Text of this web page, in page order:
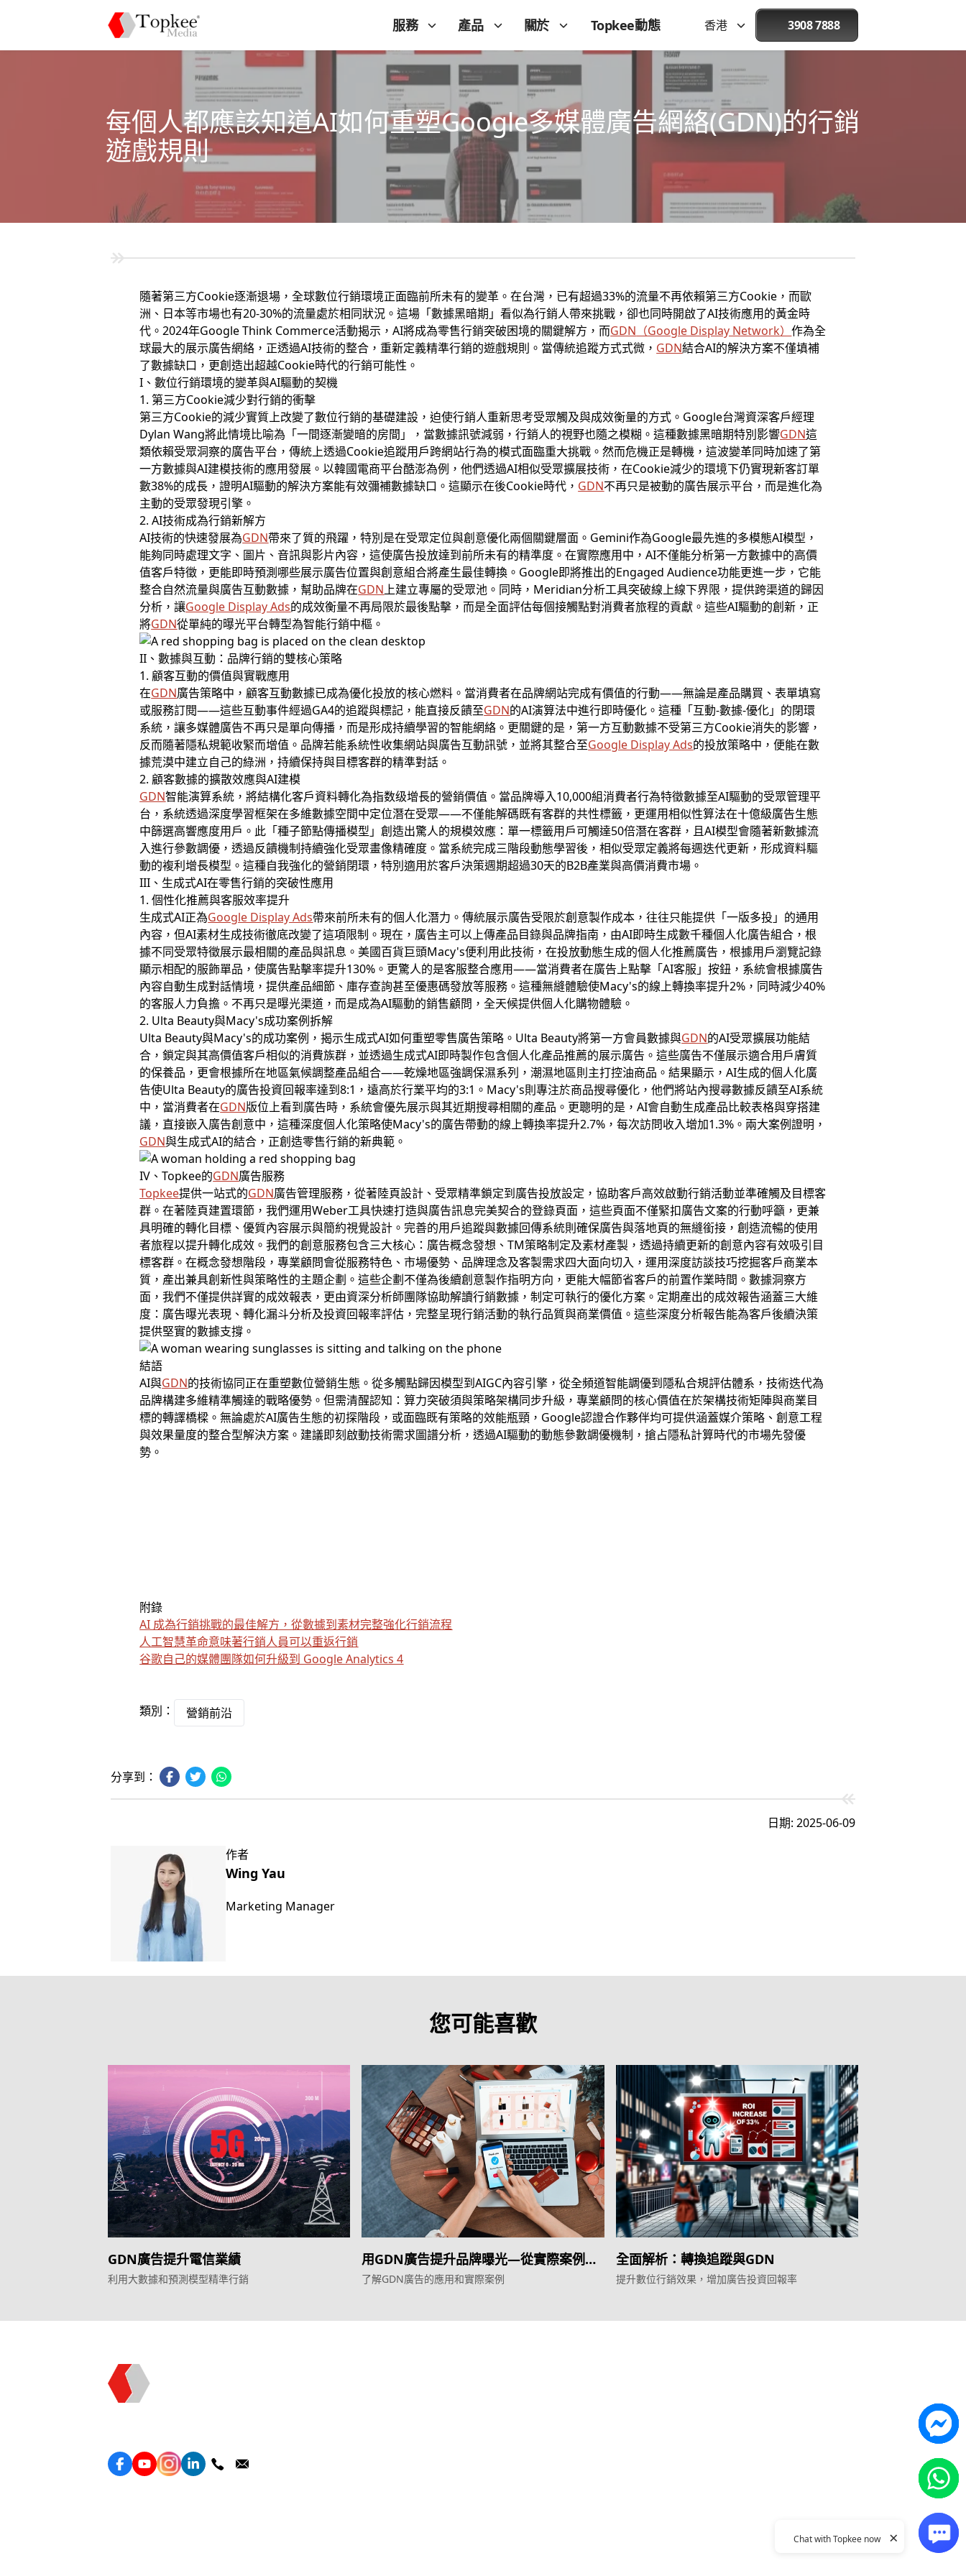
服務 產品 關於 Topkee動態 香港 3908 7888
每個人都應該知道AI如何重塑Google多媒體廣告網絡(GDN)的行銷
遊戲規則
隨著第三方Cookie逐漸退場，全球數位行銷環境正面臨前所未有的變革。在台灣，已有超過33%的流量不再依賴第三方Cookie，而歐
洲、日本等市場也有20-30%的流量處於相同狀況。這場「數據黑暗期」看似為行銷人帶來挑戰，卻也同時開啟了AI技術應用的黃金時
代。2024年Google Think Commerce活動揭示，AI將成為零售行銷突破困境的關鍵解方，而GDN （Google Display Network）作為全
球最大的展示廣告網絡，正透過AI技術的整合，重新定義精準行銷的遊戲規則。當傳統追蹤方式式微， GDN結合AI的解決方案不僅填補
了數據缺口，更創造出超越Cookie時代的行銷可能性。
I、數位行銷環境的變革與AI驅動的契機
1. 第三方Cookie減少對行銷的衝擊
第三方Cookie的減少實質上改變了數位行銷的基礎建設，迫使行銷人重新思考受眾觸及與成效衡量的方式。Google台灣資深客戶經理
Dylan Wang將此情境比喻為「一間逐漸變暗的房間」，當數據訊號減弱，行銷人的視野也隨之模糊。這種數據黑暗期特別影響GDN這
類依賴受眾洞察的廣告平台，傳統上透過Cookie追蹤用戶跨網站行為的模式面臨重大挑戰。然而危機正是轉機，這波變革同時加速了第
一方數據與AI建模技術的應用發展。以韓國電商平台酷澎為例，他們透過AI相似受眾擴展技術，在Cookie減少的環境下仍實現新客訂單
數38%的成長，證明AI驅動的解決方案能有效彌補數據缺口。這顯示在後Cookie時代， GDN不再只是被動的廣告展示平台，而是進化為
主動的受眾發現引擎。
2. AI技術成為行銷新解方
AI技術的快速發展為GDN帶來了質的飛躍，特別是在受眾定位與創意優化兩個關鍵層面。Gemini作為Google最先進的多模態AI模型，
能夠同時處理文字、圖片、音訊與影片內容，這使廣告投放達到前所未有的精準度。在實際應用中，AI不僅能分析第一方數據中的高價
值客戶特徵，更能即時預測哪些展示廣告位置與創意組合將產生最佳轉換。Google即將推出的Engaged Audience功能更進一步，它能
整合自然流量與廣告互動數據，幫助品牌在GDN上建立專屬的受眾池。同時，Meridian分析工具突破線上線下界限，提供跨渠道的歸因
分析，讓Google Display Ads的成效衡量不再局限於最後點擊，而是全面評估每個接觸點對消費者旅程的貢獻。這些AI驅動的創新，正
將GDN從單純的曝光平台轉型為智能行銷中樞。
II、數據與互動：品牌行銷的雙核心策略
1. 顧客互動的價值與實戰應用
在GDN廣告策略中，顧客互動數據已成為優化投放的核心燃料。當消費者在品牌網站完成有價值的行動——無論是產品購買、表單填寫
或服務訂閱——這些互動事件經過GA4的追蹤與標記，能直接反饋至GDN的AI演算法中進行即時優化。這種「互動-數據-優化」的閉環
系統，讓多媒體廣告不再只是單向傳播，而是形成持續學習的智能網絡。更關鍵的是，第一方互動數據不受第三方Cookie消失的影響，
反而隨著隱私規範收緊而增值。品牌若能系統性收集網站與廣告互動訊號，並將其整合至Google Display Ads的投放策略中，便能在數
據荒漠中建立自己的綠洲，持續保持與目標客群的精準對話。
2. 顧客數據的擴散效應與AI建模
GDN智能演算系統，將結構化客戶資料轉化為指数级增長的營銷價值。當品牌導入10,000組消費者行為特徵數據至AI驅動的受眾管理平
台，系統透過深度學習框架在多維數據空間中定位潛在受眾——不僅能解碼既有客群的共性標籤，更運用相似性算法在十億級廣告生態
中篩選高響應度用戶。此「種子節點傳播模型」創造出驚人的規模效應：單一標籤用戶可觸達50倍潛在客群，且AI模型會隨著新數據流
入進行參數調優，透過反饋機制持續強化受眾畫像精確度。當系統完成三階段動態學習後，相似受眾定義將每週迭代更新，形成資料驅
動的複利增長模型。這種自我強化的營銷閉環，特別適用於客戶決策週期超過30天的B2B產業與高價消費市場。
III、生成式AI在零售行銷的突破性應用
1. 個性化推薦與客服效率提升
生成式AI正為Google Display Ads帶來前所未有的個人化潛力。傳統展示廣告受限於創意製作成本，往往只能提供「一版多投」的通用
內容，但AI素材生成技術徹底改變了這項限制。現在，廣告主可以上傳產品目錄與品牌指南，由AI即時生成數千種個人化廣告組合，根
據不同受眾特徵展示最相關的產品與訊息。美國百貨巨頭Macy's便利用此技術，在投放動態生成的個人化推薦廣告，根據用戶瀏覽記錄
顯示相配的服飾單品，使廣告點擊率提升130%。更驚人的是客服整合應用——當消費者在廣告上點擊「AI客服」按鈕，系統會根據廣告
內容自動生成對話情境，提供產品細節、庫存查詢甚至優惠碼發放等服務。這種無縫體驗使Macy's的線上轉換率提升2%，同時減少40%
的客服人力負擔。不再只是曝光渠道，而是成為AI驅動的銷售顧問，全天候提供個人化購物體驗。
2. Ulta Beauty與Macy's成功案例拆解
Ulta Beauty與Macy's的成功案例，揭示生成式AI如何重塑零售廣告策略。Ulta Beauty將第一方會員數據與GDN的AI受眾擴展功能結
合，鎖定與其高價值客戶相似的消費族群，並透過生成式AI即時製作包含個人化產品推薦的展示廣告。這些廣告不僅展示適合用戶膚質
的保養品，更會根據所在地區氣候調整產品組合——乾燥地區強調保濕系列，潮濕地區則主打控油商品。結果顯示，AI生成的個人化廣
告使Ulta Beauty的廣告投資回報率達到8:1，遠高於行業平均的3:1。Macy's則專注於商品搜尋優化，他們將站內搜尋數據反饋至AI系統
中，當消費者在GDN版位上看到廣告時，系統會優先展示與其近期搜尋相關的產品。更聰明的是，AI會自動生成產品比較表格與穿搭建
議，直接嵌入廣告創意中，這種深度個人化策略使Macy's的廣告帶動的線上轉換率提升2.7%，每次訪問收入增加1.3%。兩大案例證明，
GDN與生成式AI的結合，正創造零售行銷的新典範。
IV、Topkee的GDN廣告服務
Topkee提供一站式的GDN廣告管理服務，從著陸頁設計、受眾精準鎖定到廣告投放設定，協助客戶高效啟動行銷活動並準確觸及目標客
群。在著陸頁建置環節，我們運用Weber工具快速打造與廣告訊息完美契合的登錄頁面，這些頁面不僅緊扣廣告文案的行動呼籲，更兼
具明確的轉化目標、優質內容展示與簡約視覺設計。完善的用戶追蹤與數據回傳系統則確保廣告與落地頁的無縫銜接，創造流暢的使用
者旅程以提升轉化成效。我們的創意服務包含三大核心：廣告概念發想、TM策略制定及素材產製，透過持續更新的創意內容有效吸引目
標客群。在概念發想階段，專業顧問會從服務特色、市場優勢、品牌理念及客製需求四大面向切入，運用深度訪談技巧挖掘客戶商業本
質，產出兼具創新性與策略性的主題企劃。這些企劃不僅為後續創意製作指明方向，更能大幅節省客戶的前置作業時間。數據洞察方
面，我們不僅提供詳實的成效報表，更由資深分析師團隊協助解讀行銷數據，制定可執行的優化方案。定期產出的成效報告涵蓋三大維
度：廣告曝光表現、轉化漏斗分析及投資回報率評估，完整呈現行銷活動的執行品質與商業價值。這些深度分析報告能為客戶後續決策
提供堅實的數據支撐。
結語
AI與GDN的技術協同正在重塑數位營銷生態。從多觸點歸因模型到AIGC內容引擎，從全頻道智能調優到隱私合規評估體系，技術迭代為
品牌構建多維精準觸達的戰略優勢。但需清醒認知：算力突破須與策略架構同步升級，專業顧問的核心價值在於架構技術矩陣與商業目
標的轉譯橋樑。無論處於AI廣告生態的初探階段，或面臨既有策略的效能瓶頸，Google認證合作夥伴均可提供涵蓋媒介策略、創意工程
與效果量度的整合型解決方案。建議即刻啟動技術需求圖譜分析，透過AI驅動的動態參數調優機制，搶占隱私計算時代的市場先發優
勢。
附錄
AI 成為行銷挑戰的最佳解方，從數據到素材完整強化行銷流程
人工智慧革命意味著行銷人員可以重返行銷
谷歌自己的媒體團隊如何升級到 Google Analytics 4
類別： 營銷前沿
分享到：
日期: 2025-06-09
作者
Wing Yau
Marketing Manager
您可能喜歡
GDN廣告提升電信業績
利用大數據和預測模型精準行銷
用GDN廣告提升品牌曝光—從實際案例看
效果
了解GDN廣告的應用和實際案例
全面解析：轉換追蹤與GDN
提升數位行銷效果，增加廣告投資回報率
×
Chat with Topkee now